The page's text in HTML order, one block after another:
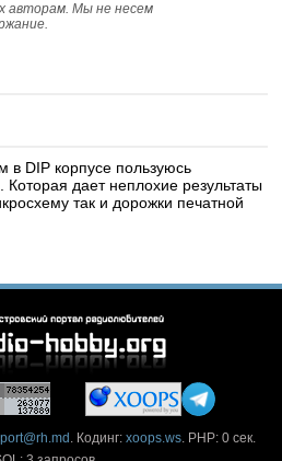
авторам. Мы не несем
в DIP корпусе пользуюсь
Которая дает неплохие результаты
так и дорожки печатной
. Кодинг: xoops.ws. PHP: 0 сек.